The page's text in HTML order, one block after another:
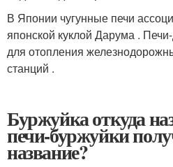
В Японии чугунные печи
японской куклой Дарума .
для отопления
станций .
Буржуйка откуда
печи-буржуйки
название?